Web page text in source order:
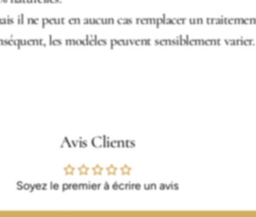
il ne peut en aucun cas remplacer un
les modèles peuvent sensiblement varier.
Avis Clients
Soyez le premier à écrire un avis